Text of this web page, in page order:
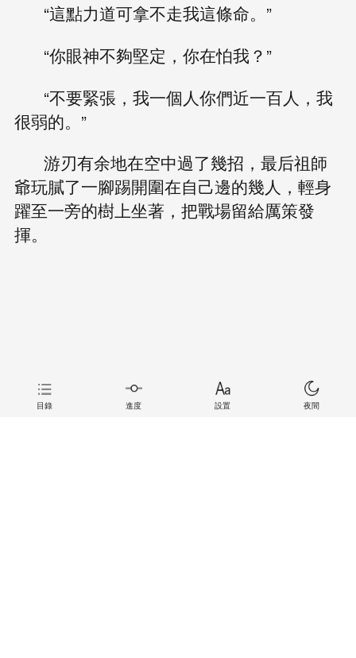
“這點力道可拿不走我這條命。”
“你眼神不夠堅定，你在怕我？”
“不要緊張，我一個人你們近一百人，我
很弱的。”
游刃有余地在空中過了幾招，最后祖師
爺玩膩了一腳踢開圍在自己邊的幾人，輕身
躍至一旁的樹上坐著，把戰場留給厲策發
揮。
目錄 進度 設置 夜間